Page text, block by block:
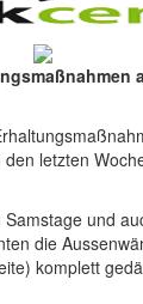
den letzten
und
die
komplett